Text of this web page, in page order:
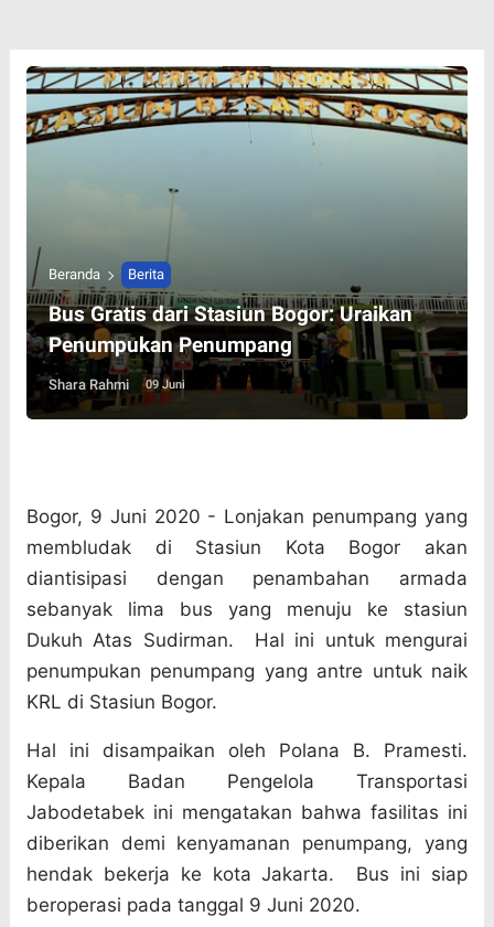
Beranda Berita
Bus Gratis dari Stasiun Bogor: Uraikan
Penumpukan Penumpang
Shara Rahmi 09 Juni
Bogor, 9 Juni 2020 - Lonjakan penumpang yang
membludak di Stasiun Kota Bogor akan
diantisipasi dengan penambahan armada
sebanyak lima bus yang menuju ke stasiun
Dukuh Atas Sudirman. Hal ini untuk mengurai
penumpukan penumpang yang antre untuk naik
KRL di Stasiun Bogor.
Hal ini disampaikan oleh Polana B. Pramesti.
Kepala Badan Pengelola Transportasi
Jabodetabek ini mengatakan bahwa fasilitas ini
diberikan demi kenyamanan penumpang, yang
hendak bekerja ke kota Jakarta.
Bus ini siap
beroperasi pada tanggal 9 Juni 2020.